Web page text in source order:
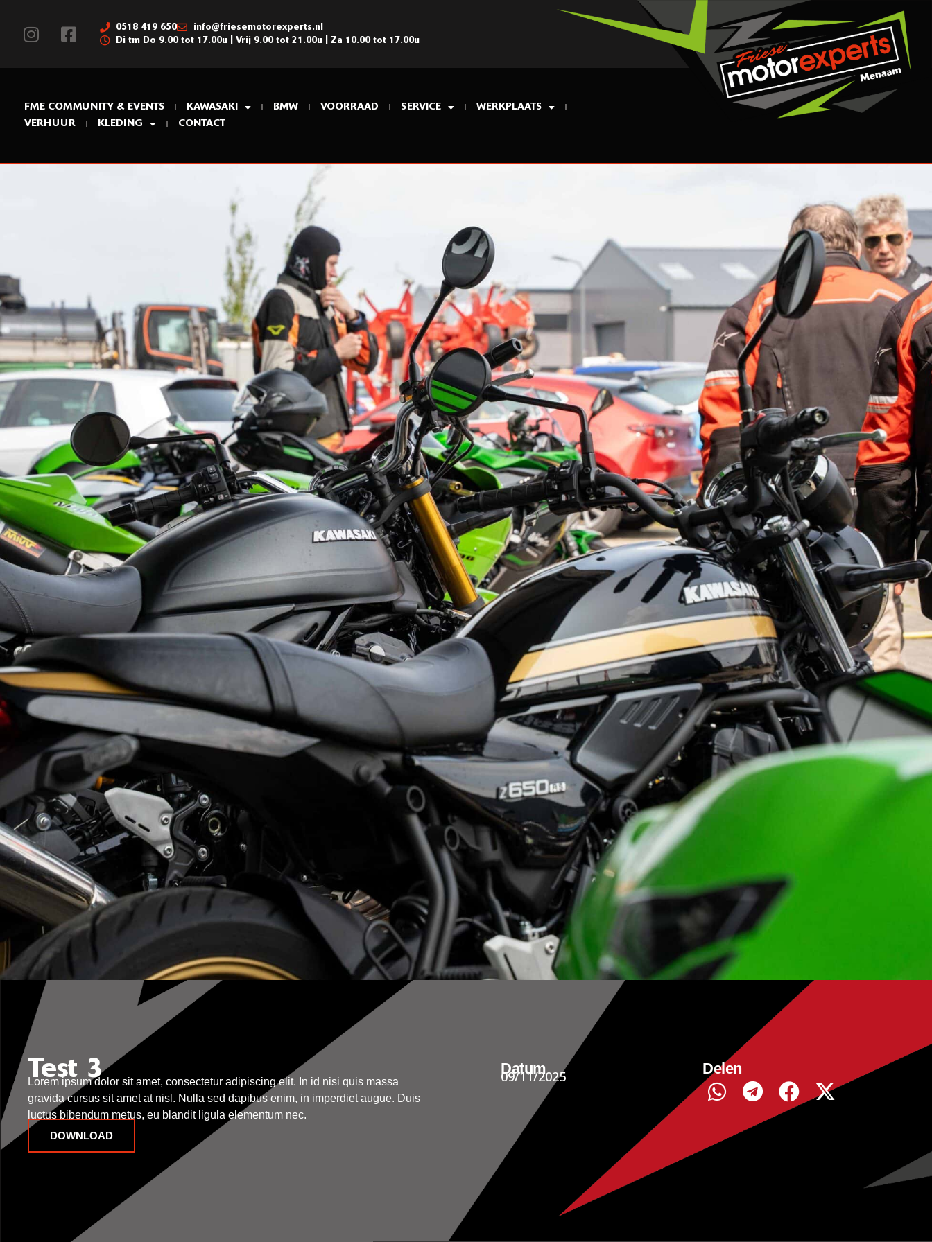
0518 419 650
info@friesemotorexperts.nl
Di tm Do 9.00 tot 17.00u | Vrij 9.00 tot 21.00u | Za 10.00 tot 17.00u
FME COMMUNITY & EVENTS KAWASAKI BMW VOORRAAD SERVICE
WERKPLAATS
VERHUUR
KLEDING CONTACT
Test 3
Lorem ipsum dolor sit amet, consectetur adipiscing elit. In id nisi quis massa
gravida cursus sit amet at nisl. Nulla sed dapibus enim, in imperdiet augue. Duis
luctus bibendum metus, eu blandit ligula elementum nec.
DOWNLOAD
Datum
09/11/2025 Delen